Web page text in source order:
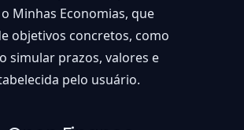
Minhas Economias, que
objetivos concretos, como
simular prazos, valores e
pelo usuário.